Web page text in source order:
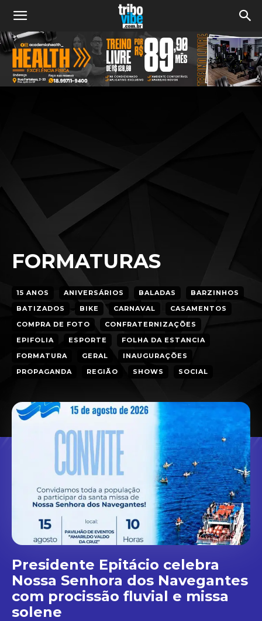
FORMATURAS
15 ANOS ANIVERSÁRIOS BALADAS
BARZINHOS
BATIZADOS
BIKE CARNAVAL
CASAMENTOS
COMPRA DE FOTO
CONFRATERNIZAÇÕES
EPIFOLIA
ESPORTE
FOLHA DA ESTANCIA
FORMATURA
GERAL
INAUGURAÇÕES
PROPAGANDA
REGIÃO SHOWS SOCIAL
Presidente Epitácio celebra
Nossa Senhora dos Navegantes
com procissão fluvial e missa
solene